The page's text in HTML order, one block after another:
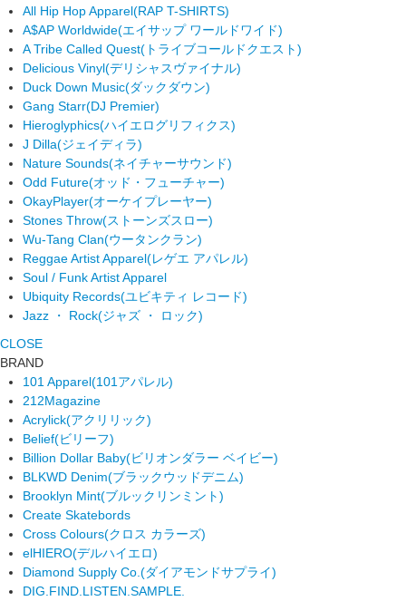
All Hip Hop Apparel(RAP T-SHIRTS)
A$AP Worldwide(エイサップ ワールドワイド)
A Tribe Called Quest(トライブコールドクエスト)
Delicious Vinyl(デリシャスヴァイナル)
Duck Down Music(ダックダウン)
Gang Starr(DJ Premier)
Hieroglyphics(ハイエログリフィクス)
J Dilla(ジェイディラ)
Nature Sounds(ネイチャーサウンド)
Odd Future(オッド・フューチャー)
OkayPlayer(オーケイプレーヤー)
Stones Throw(ストーンズスロー)
Wu-Tang Clan(ウータンクラン)
Reggae Artist Apparel(レゲエ アパレル)
Soul / Funk Artist Apparel
Ubiquity Records(ユビキティ レコード)
Jazz ・ Rock(ジャズ ・ ロック)
CLOSE
BRAND
101 Apparel(101アパレル)
212Magazine
Acrylick(アクリリック)
Belief(ビリーフ)
Billion Dollar Baby(ビリオンダラー ベイビー)
BLKWD Denim(ブラックウッドデニム)
Brooklyn Mint(ブルックリンミント)
Create Skatebords
Cross Colours(クロス カラーズ)
elHIERO(デルハイエロ)
Diamond Supply Co. (ダイアモンドサプライ)
DIG.FIND.LISTEN.SAMPLE.